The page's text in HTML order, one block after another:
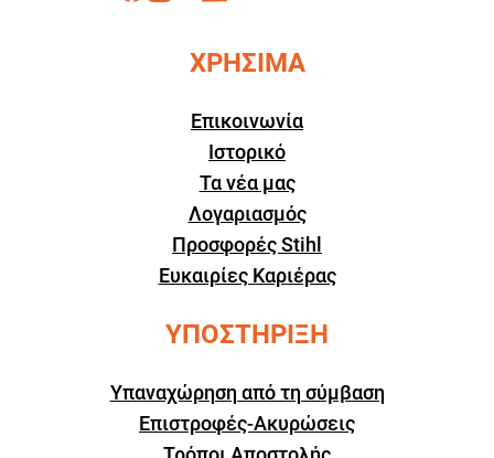
ΧΡΗΣΙΜΑ
Επικοινωνία
Ιστορικό
Τα νέα μας
Λογαριασμός
Προσφορές Stihl
Ευκαιρίες Καριέρας
ΥΠΟΣΤΗΡΙΞΗ
Υπαναχώρηση από τη σύμβαση
Επιστροφές-Ακυρώσεις